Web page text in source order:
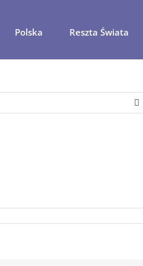
Polska Reszta Świata